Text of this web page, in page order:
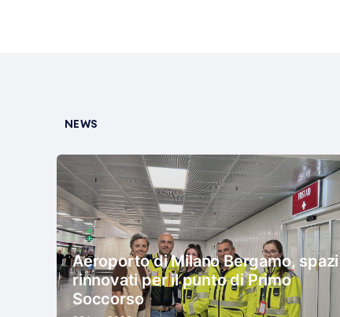
NEWS
Aeroporto di Milano Bergamo, spazi
rinnovati per il punto di Primo
Soccorso